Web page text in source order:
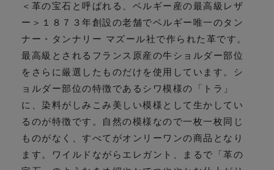
＜革の宝石と呼ばれる、ベルギー産の最高級レザ
ー＞１８７３年創設の老舗でベルギー唯一のタン
ナー・タンナリー マズール社で作られた革です。
最高級とされるフランス原産の牛ショルダー部位
をさらに厳選したものだけを使用しています。シ
ョルダー部位の特徴であるシワ模様の「トラ」
に、染料がしみこみ美しい模様として生かしてい
るのが特徴です。自然の模様なので一枚一枚同じ
ものがなく、すべてがオンリーワンの商品となり
ます。ワイルドながらエレガント、まるで「革の